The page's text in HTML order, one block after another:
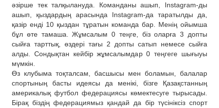
әзірше тек талқылануда. Команданы ашып, Instagram-ды
ашып, қыздардың арасында Instagram-да таратылды да,
қазір енді 10 қыздан тұратын команда бар. Менің ойымша
бұл өте тамаша. Жұмсалым 0 теңге, біз оларға 3 допты
сыйға тарттық, өздері тағы 2 допты сатып немесе сыйға
алды. Сондықтан кейбір жұмсалымдар 0 теңгеге шығыуы
мүмкін.
Өз клубыма тоқталсам, басшысы мен боламын, балалар
спортының басты идеясы да менікі, бізге Қазақстанның
америкалық футбол федерациясы көмектесуге тырысады.
Бірақ біздің федерациямыз қандай да бір түсініксіз спорт